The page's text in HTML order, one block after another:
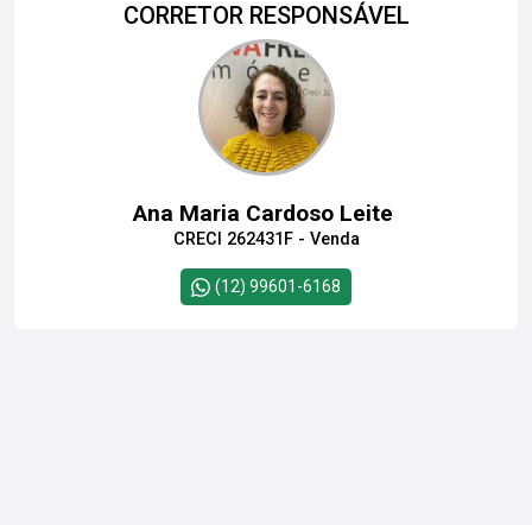
CORRETOR RESPONSÁVEL
Ana Maria Cardoso Leite
CRECI 262431F - Venda
(12) 99601-6168